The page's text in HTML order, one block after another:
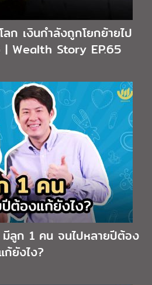
ลก เงินกำลังถูกโยกย้ายไป
| Wealth Story EP.65
ลูก 1 คน จนไปหลายปีต้อง
ก้ยังไง?